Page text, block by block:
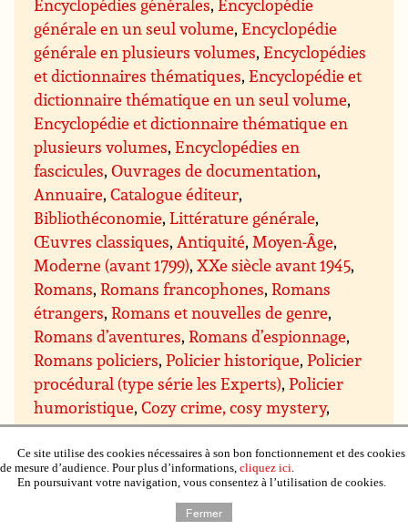
générale en un seul volume,Encyclopédie
générale en plusieurs volumes,Encyclopédies
et dictionnaires thématiques,Encyclopédie et
dictionnaire thématique en un seul volume,
Encyclopédie et dictionnaire thématique en
plusieurs volumes,Encyclopédies en
fascicules,Ouvrages de documentation,
Annuaire,Catalogue éditeur,
Bibliothéconomie,Littérature générale,
Œuvres classiques, Antiquité, Moyen-Âge,
Moderne (avant 1799),XXe siècle avant 1945,
Romans,Romans francophones,Romans
étrangers,Romans et nouvelles de genre,
Romans d’aventures,Romans d’espionnage,
Romans policiers,Policier historique,Policier
procédural (type série les Experts),Policier
humoristique,Cozy crime, cosy mystery,
Romans noirs,Thriller,Thriller
psychologique,Thriller conspiration, politique,
espionnage et militaire,Thriller médical et
Thriller juridique et financier
,Romans d’amour, romans
Ce site utilise des cookies nécessaires à son bon fonctionnement et des cookies
de mesure d’audience. Pour plus d’informations, cliquez ici.
En poursuivant votre navigation, vous consentez à l’utilisation de cookies.
Fermer